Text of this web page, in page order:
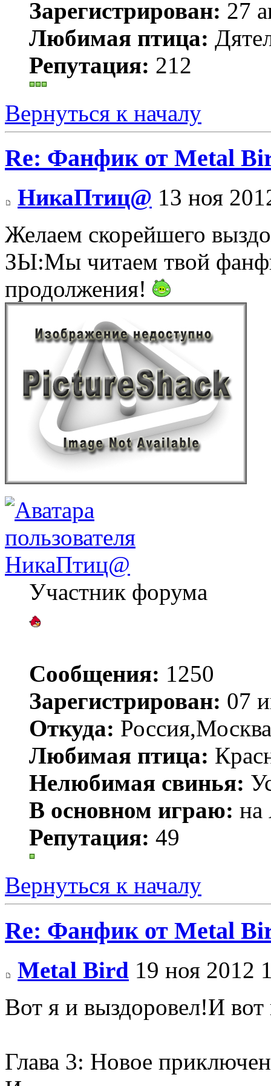
Зарегистрирован: 27
Любимая птица:
Репутация: 212
Вернуться к началу
Re: Фанфик от Metal
НикаПтиц@ 13 ноя
Желаем скорейшего
ЗЫ:Мы читаем твой
продолжения!
НикаПтиц@
Участник форума
Сообщения: 1250
Зарегистрирован: 07
Откуда:
Любимая птица:
Нелюбимая свинья:
В основном играю: на
Репутация: 49
Вернуться к началу
Re: Фанфик от Metal
Metal Bird 19 ноя 2012
Вот я и выздоровел!И
Глава 3: Новое